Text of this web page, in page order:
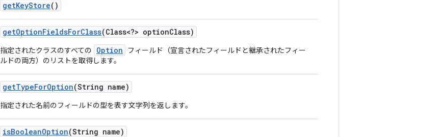
getKeyStore()
getOptionFieldsForClass(Class<?> optionClass)
指定されたクラスのすべての Option
フィールド（宣言されたフィールドと継承されたフィー
ルドの両方）のリストを取得します。
getTypeForOption(String name)
指定された名前のフィールドの型を表す文字列を返します。
isBooleanOption(String name)